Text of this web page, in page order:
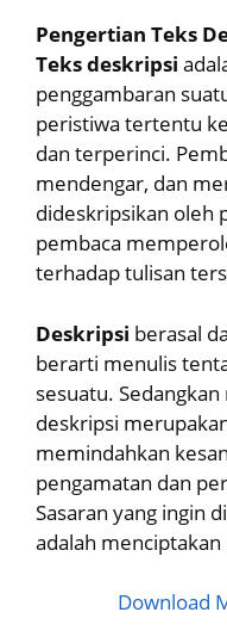
Pengertian Teks
Teks deskripsi
penggambaran
peristiwa tertentu
dan terperinci.
mendengar, dan
dideskripsikan oleh
pembaca
terhadap tulisan
Deskripsi berasal
berarti menulis
sesuatu.
deskripsi
memindahkan
pengamatan dan
Sasaran yang ingin
adalah
Download